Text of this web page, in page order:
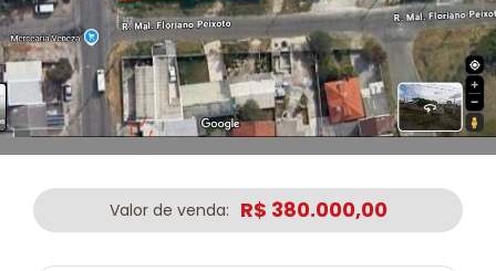
Valor de venda: R$ 380.000,00